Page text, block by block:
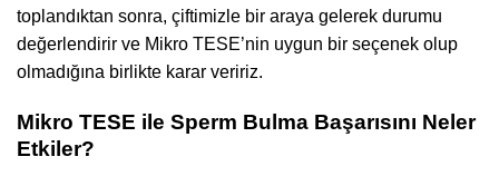
toplandıktan sonra, çiftimizle bir araya gelerek durumu
değerlendirir ve Mikro TESE’nin uygun bir seçenek olup
olmadığına birlikte karar veririz.
Mikro TESE ile Sperm Bulma Başarısını Neler
Etkiler?